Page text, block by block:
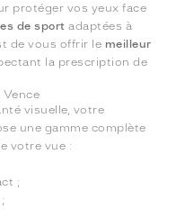
protéger vos yeux face
de sport adaptées à
de vous offrir le meilleur
la prescription de
visuelle, votre
une gamme complète
votre vue :
;